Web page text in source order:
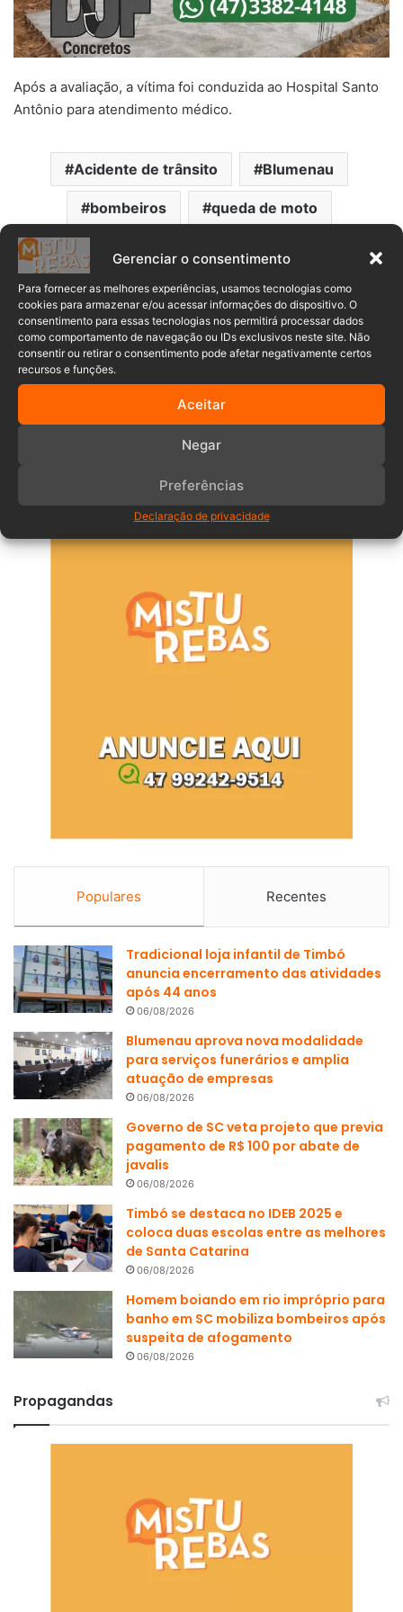
Gerenciar o consentimento
Para fornecer as melhores experiências, usamos tecnologias como
cookies para armazenar e/ou acessar informações do dispositivo. O
consentimento para essas tecnologias nos permitirá processar dados
como comportamento de navegação ou IDs exclusivos neste site. Não
consentir ou retirar o consentimento pode afetar negativamente certos
recursos e funções.
Aceitar
Negar
Preferências
Declaração de privacidade
Após a avaliação, a vítima foi conduzida ao Hospital Santo
Antônio para atendimento médico.
Acidente de trânsito Blumenau
bombeiros queda de moto
Comentários
Populares Recentes
Tradicional loja infantil de Timbó
anuncia encerramento das atividades
após 44 anos
06/08/2026
Blumenau aprova nova modalidade
para serviços funerários e amplia
atuação de empresas
06/08/2026
Governo de SC veta projeto que previa
pagamento de R$ 100 por abate de
javalis
06/08/2026
Timbó se destaca no IDEB 2025 e
coloca duas escolas entre as melhores
de Santa Catarina
06/08/2026
Homem boiando em rio impróprio para
banho em SC mobiliza bombeiros após
suspeita de afogamento
06/08/2026
Propagandas